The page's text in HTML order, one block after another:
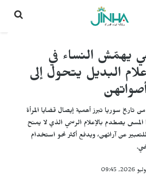
يهمّش النساء في
البديل يتحول إلى
تاريخ سوريا تبرز أهمية إيصال قضايا المرأة
يصطدم بالإعلام الرسمي الذي لا يمنح
للتعبير عن آرائهن، ويدفع أكثر نحو استخدام